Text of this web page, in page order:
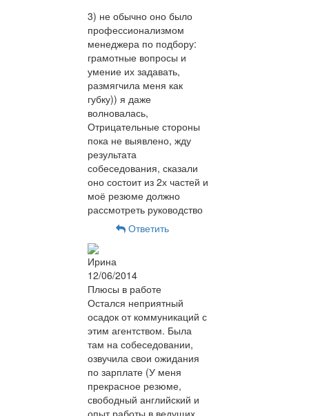
3) не обычно оно было
профессионализмом
менеджера по подбору:
грамотные вопросы и
умение их задавать,
размягчила меня как
губку)) я даже
волновалась,
Отрицательные стороны
пока не выявлено, жду
результата
собеседования, сказали
оно состоит из 2х частей и
моё резюме должно
рассмотреть руководство
Ответить
Ирина
12/06/2014
Плюсы в работе
Остался неприятный
осадок от коммуникаций с
этим агентством. Была
там на собеседовании,
озвучила свои ожидания
по зарплате (У меня
прекрасное резюме,
свободный английский и
опыт работы в ведущих